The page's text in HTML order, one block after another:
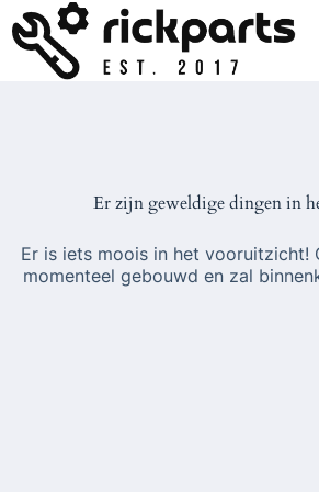
naar
de
inhoud
Er zijn geweldige dingen in
Er is iets moois in het vooruitzicht!
momenteel gebouwd en zal